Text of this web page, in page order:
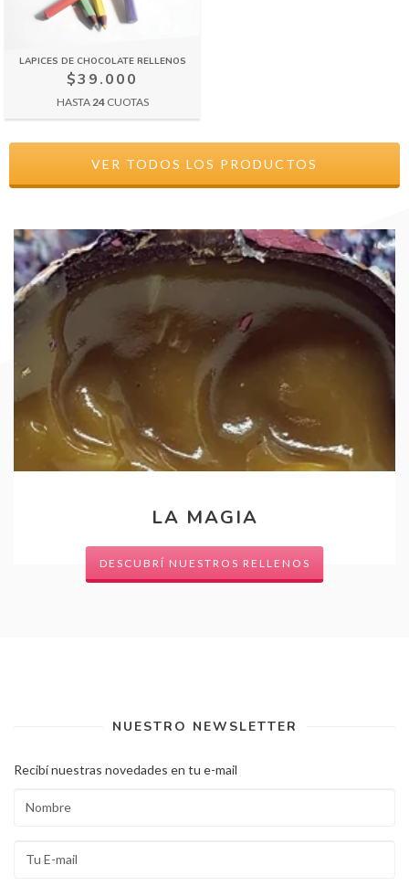
LAPICES DE CHOCOLATE RELLENOS
$39.000
HASTA24CUOTAS
VER TODOS LOS PRODUCTOS
LA MAGIA
DESCUBRÍ NUESTROS RELLENOS
NUESTRO NEWSLETTER
Recibí nuestras novedades en tu e-mail